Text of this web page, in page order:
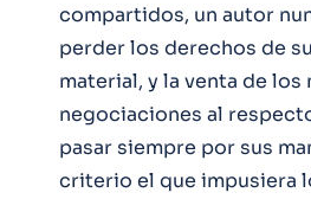
compartidos, un autor
perder los derechos de
material, y la venta de los
negociaciones al
pasar siempre por sus
criterio el que impusiera